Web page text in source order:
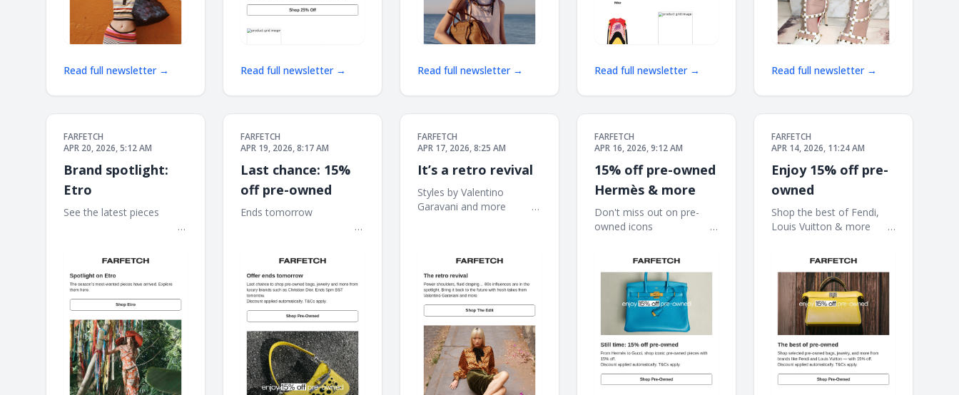
Read full newsletter → Read full newsletter → Read full newsletter → Read full newsletter → Read full newsletter →
FARFETCH
APR 20, 2026, 5:12 AM
Brand spotlight:
Etro
See the latest pieces ‌ ‌ ‌ ‌ ‌ ‌ ‌ ‌ ‌ ‌
‌ ‌ ‌ ‌ ‌ ‌ ‌ ‌ ‌ ‌ ‌ ‌ ‌ ‌ ‌ ‌ ‌ ‌ ‌ ‌ ‌ ‌ ‌ ‌ ‌ ‌ ‌ ‌ ‌ ‌ ‌ ‌ ‌ ‌ ‌ ‌ ‌ ‌ ‌ ‌ ‌ ‌ ‌ ‌
FARFETCH
APR 19, 2026, 8:17 AM
Last chance: 15%
off pre-owned
Ends tomorrow ‌ ‌ ‌ ‌ ‌ ‌ ‌ ‌ ‌ ‌ ‌ ‌ ‌ ‌ ‌ ‌ ‌ ‌
‌ ‌ ‌ ‌ ‌ ‌ ‌ ‌ ‌ ‌ ‌ ‌ ‌ ‌ ‌ ‌ ‌ ‌ ‌ ‌ ‌ ‌ ‌ ‌ ‌ ‌ ‌ ‌ ‌ ‌ ‌ ‌ ‌ ‌ ‌ ‌ ‌ ‌ ‌ ‌ ‌ ‌ ‌ ‌
FARFETCH
APR 17, 2026, 8:25 AM
It’s a retro revival
Styles by Valentino
Garavani and more ‌ ‌ ‌ ‌ ‌ ‌ ‌ ‌ ‌ ‌ ‌ ‌
FARFETCH
APR 16, 2026, 9:12 AM
15% off pre-owned
Hermès & more
Don't miss out on pre-
owned icons ‌ ‌ ‌ ‌ ‌ ‌ ‌ ‌ ‌ ‌ ‌ ‌ ‌ ‌ ‌ ‌ ‌ ‌ ‌ ‌ ‌ ‌ ‌
‌ ‌ ‌ ‌ ‌ ‌ ‌ ‌ ‌ ‌ ‌ ‌ ‌ ‌ ‌
FARFETCH
APR 14, 2026, 11:24 AM
Enjoy 15% off pre-
owned
Shop the best of Fendi,‌
Louis Vuitton & more ‌ ‌ ‌ ‌ ‌ ‌ ‌ ‌
‌ ‌ ‌ ‌ ‌ ‌ ‌ ‌ ‌ ‌ ‌ ‌ ‌ ‌ ‌ ‌ ‌ ‌ ‌ ‌ ‌ ‌ ‌ ‌